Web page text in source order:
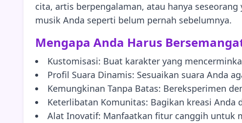
cita, artis berpengalaman, atau hanya
musik Anda seperti belum pernah sebelumnya.
Mengapa Anda Harus
Kustomisasi: Buat karakter yang
Profil Suara Dinamis: Sesuaikan suara Anda
Kemungkinan Tanpa Batas: Bereksperimen
Keterlibatan Komunitas: Bagikan kreasi Anda
Alat Inovatif: Manfaatkan fitur canggih untuk